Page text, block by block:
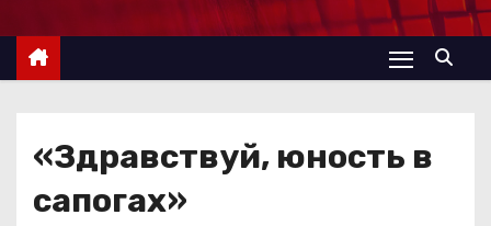
ж
«Здравствуй, юность в
сапогах»